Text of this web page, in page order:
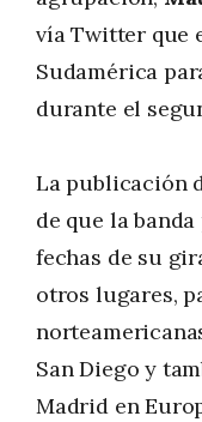
vía Twitter que
Sudamérica
durante el
La publicación
de que la
fechas de su
otros lugares,
San Diego y
Madrid en